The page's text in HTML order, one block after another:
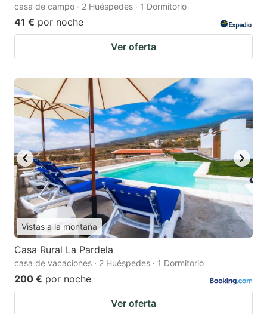
casa de campo · 2 Huéspedes · 1 Dormitorio
41 € por noche
Ver oferta
Vistas a la montaña
Casa Rural La Pardela
casa de vacaciones · 2 Huéspedes · 1 Dormitorio
200 € por noche
Ver oferta